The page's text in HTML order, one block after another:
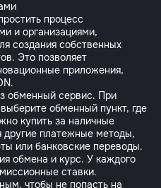
процесс
и организациями,
создания собственных
Это позволяет
приложения,
обменный сервис. При
обменный пункт, где
купить за наличные
другие платежные методы,
или банковские переводы.
обмена и курс. У каждого
ставки.
чтобы не попасть на